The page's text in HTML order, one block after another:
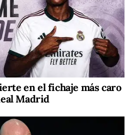
en el fichaje más caro
Madrid